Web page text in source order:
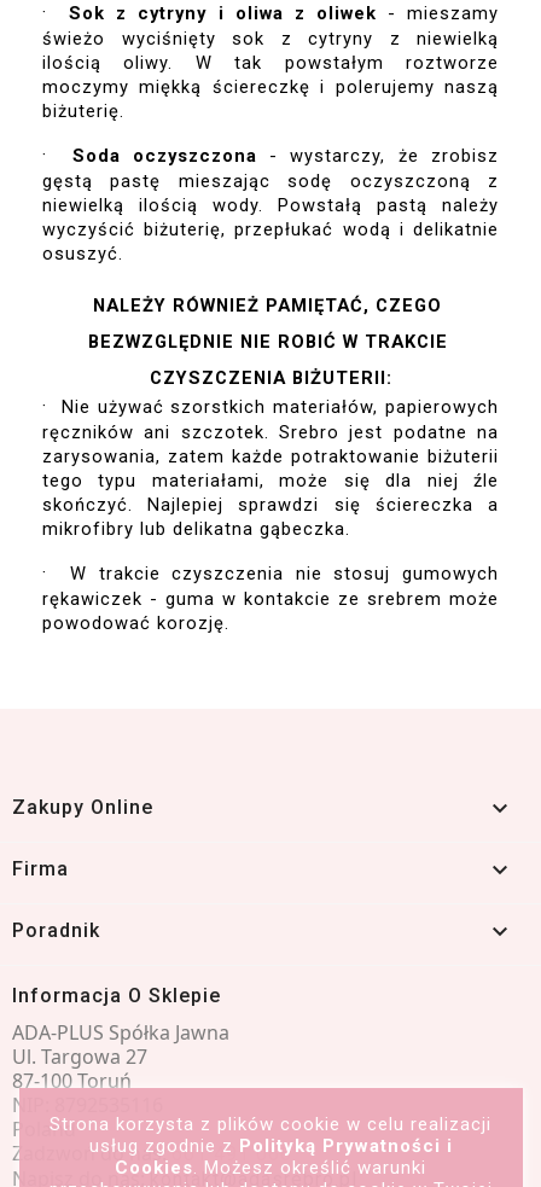
· Sok z cytryny i oliwa z oliwek - mieszamy
świeżo wyciśnięty sok z cytryny z niewielką
ilością oliwy. W tak powstałym roztworze
moczymy miękką ściereczkę i polerujemy naszą
biżuterię.
· Soda oczyszczona - wystarczy, że zrobisz
gęstą pastę mieszając sodę oczyszczoną z
niewielką ilością wody. Powstałą pastą należy
wyczyścić biżuterię, przepłukać wodą i delikatnie
osuszyć.
NALEŻY RÓWNIEŻ PAMIĘTAĆ, CZEGO
BEZWZGLĘDNIE NIE ROBIĆ W TRAKCIE
CZYSZCZENIA BIŻUTERII:
·
Nie używać szorstkich materiałów, papierowych
ręczników ani szczotek. Srebro jest podatne na
zarysowania, zatem każde potraktowanie biżuterii
tego typu materiałami, może się dla niej źle
skończyć. Najlepiej sprawdzi się ściereczka a
mikrofibry lub delikatna gąbeczka.
·
W trakcie czyszczenia nie stosuj gumowych
rękawiczek - guma w kontakcie ze srebrem może
powodować korozję.
Zakupy Online 
Firma 
Poradnik 
Informacja O Sklepie
ADA-PLUS Spółka Jawna
Ul. Targowa 27
87-100 Toruń
NIP: 8792535116
Poland
Zadzwoń do nas:601 491 066
Napisz do nas:kontakt@adasrebro.pl
Strona korzysta z plików cookie w celu realizacji
usług zgodnie z Polityką Prywatności i
Cookies. Możesz określić warunki